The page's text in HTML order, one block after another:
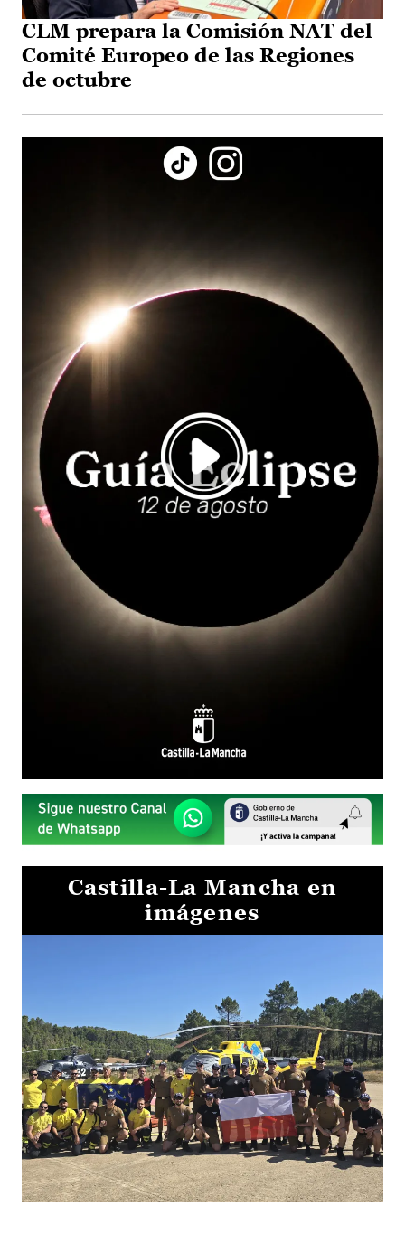
CLM prepara la Comisión NAT del
Comité Europeo de las Regiones
de octubre
Castilla-La Mancha en
imágenes